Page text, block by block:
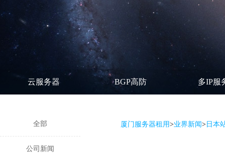
云服务器 BGP高防 多IP服
全部
公司新闻
厦门服务器租用>业界新闻> 日本